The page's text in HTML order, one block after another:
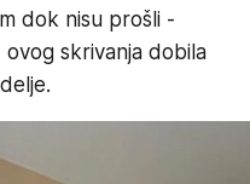
dok nisu prošli -
ovog skrivanja dobila